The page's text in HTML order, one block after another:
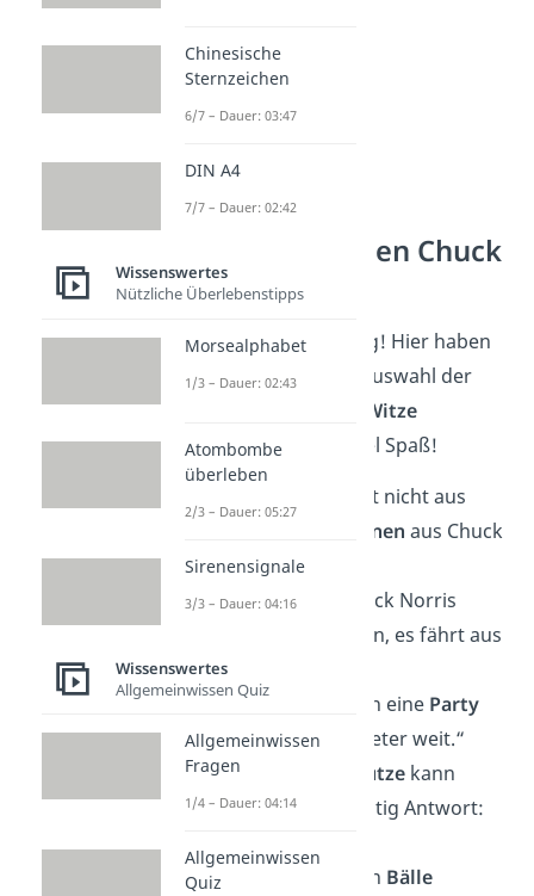
Die legendärsten Chuck
Norris Witze
Das ist erst der Anfang! Hier haben
wir dir eine spezielle Auswahl der
besten Chuck Norris Witze
zusammengestellt. Viel Spaß!
„Chuck Norris lernt nicht aus
Fehler lernen aus Chuck
Norris.“
„Das Auto von Chuck Norris
braucht kein Benzin, es fährt aus
Respekt
„Chuck Norris kann eine Party
schmeißen. 100 Meter weit.“
„Wie viele
Liegestütze kann
Chuck Norris? Richtig Antwort:
„Chuck Norris kann Bälle
Chinesische
Sternzeichen
6/7 – Dauer: 03:47
DIN A4
7/7 – Dauer: 02:42
Wissenswertes
Nützliche Überlebenstipps
Morsealphabet
1/3 – Dauer: 02:43
Atombombe
überleben
2/3 – Dauer: 05:27
Sirenensignale
3/3 – Dauer: 04:16
Wissenswertes
Allgemeinwissen Quiz
Allgemeinwissen
Fragen
1/4 – Dauer: 04:14
Allgemeinwissen
Quiz